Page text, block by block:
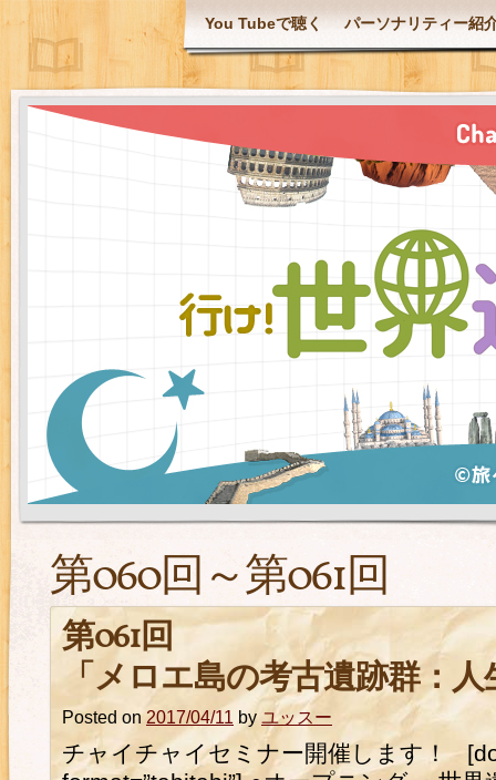
You Tubeで聴く パーソナリティー紹
第060回～第061回
第061回
「メロエ島の考古遺跡群：
Posted on 2017/04/11 by ユッスー
チャイチャイセミナー開催します！